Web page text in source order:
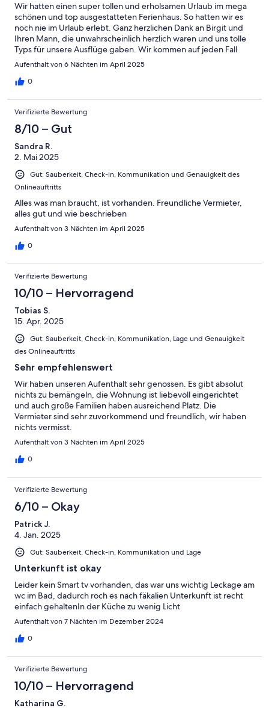
Wir hatten einen super tollen und erholsamen Urlaub im mega
schönen und top ausgestatteten Ferienhaus. So hatten wir es
noch nie im Urlaub erlebt. Ganz herzlichen Dank an Birgit und
Ihren Mann, die unwahrscheinlich herzlich waren und uns tolle
Typs für unsere Ausflüge gaben. Wir kommen auf jeden Fall
wieder. Ganz herzliche Grüße Carmen und Stephan
Aufenthalt von 6 Nächten im April 2025
0
Verifizierte Bewertung
8/10 – Gut
Sandra R.
2. Mai 2025
Gut: Sauberkeit, Check-in, Kommunikation und Genauigkeit des
Onlineauftritts
Alles was man braucht, ist vorhanden. Freundliche Vermieter,
alles gut und wie beschrieben
Aufenthalt von 3 Nächten im April 2025
0
Verifizierte Bewertung
10/10 – Hervorragend
Tobias S.
15. Apr. 2025
Gut: Sauberkeit, Check-in, Kommunikation, Lage und Genauigkeit
des Onlineauftritts
Sehr empfehlenswert
Wir haben unseren Aufenthalt sehr genossen. Es gibt absolut
nichts zu bemängeln, die Wohnung ist liebevoll eingerichtet
und auch große Familien haben ausreichend Platz. Die
Vermieter sind sehr zuvorkommend und freundlich, wir haben
nichts vermisst.
Aufenthalt von 3 Nächten im April 2025
0
Verifizierte Bewertung
6/10 – Okay
Patrick J.
4. Jan. 2025
Gut: Sauberkeit, Check-in, Kommunikation und Lage
Unterkunft ist okay
Leider kein Smart tv vorhanden, das war uns wichtig Leckage am
wc im Bad, dadurch roch es nach fäkalien Unterkunft ist recht
einfach gehaltenIn der Küche zu wenig Licht
Aufenthalt von 7 Nächten im Dezember 2024
0
Verifizierte Bewertung
10/10 – Hervorragend
Katharina G.